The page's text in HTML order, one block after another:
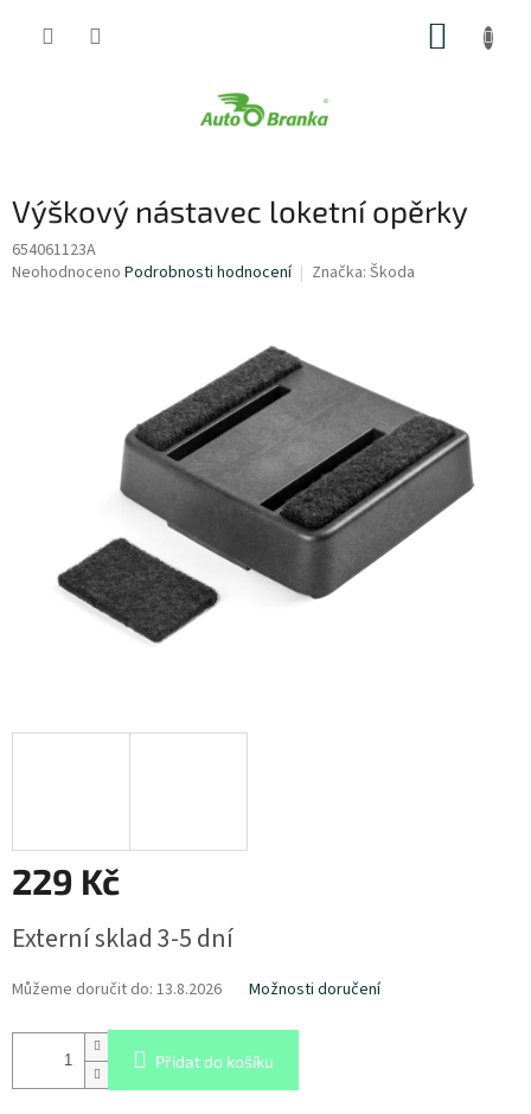
Výškový nástavec loketní opěrky
654061123A
Průměrné
Neohodnoceno Podrobnosti hodnocení Značka: Škoda
229 Kč
cena:
Externí sklad 3-5 dní
Můžeme doručit do: 13.8.2026 Možnosti doručení
Přidat do košíku